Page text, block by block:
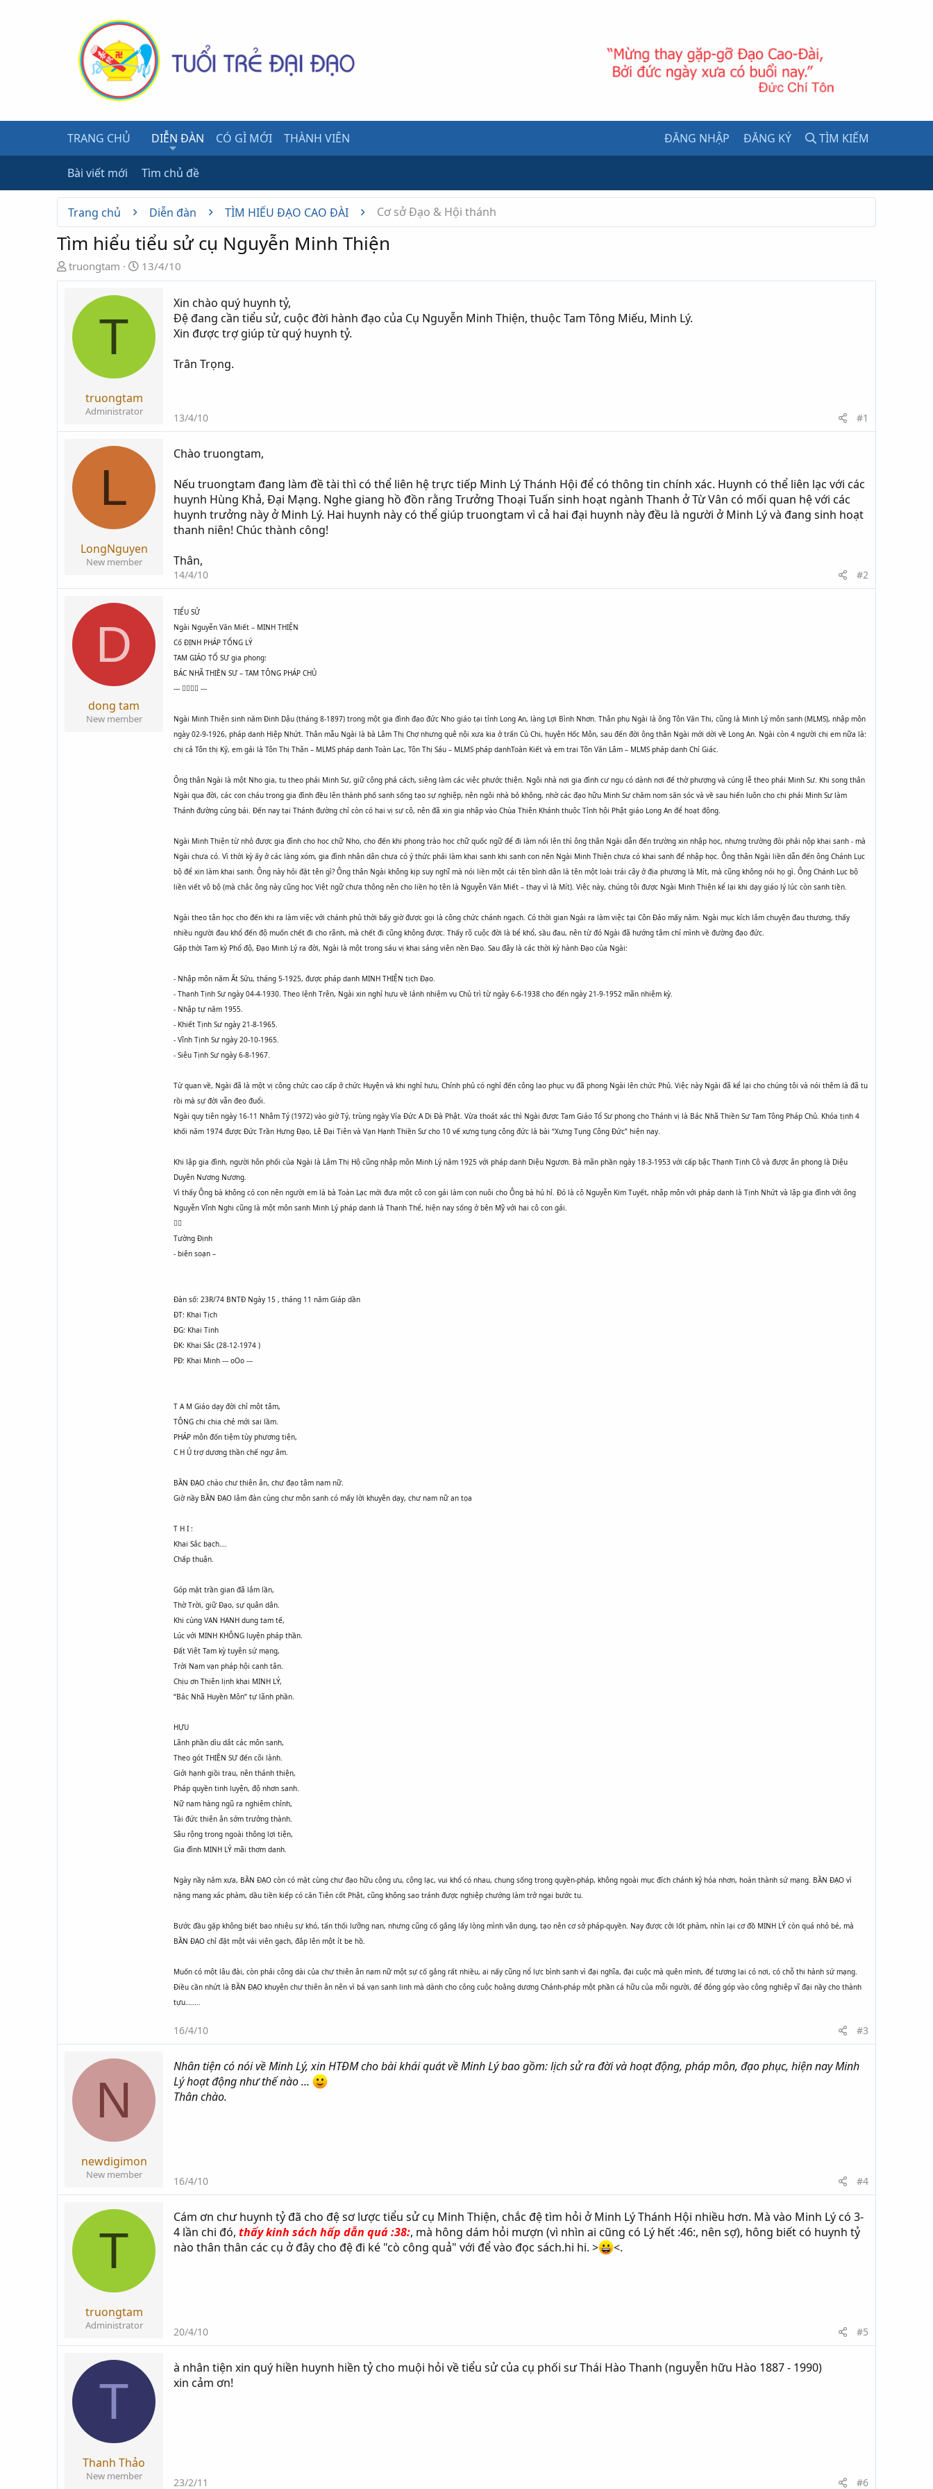
TRANG CHỦ DIỄN ĐÀN CÓ GÌ MỚI THÀNH VIÊN ĐĂNG NHẬP ĐĂNG KÝ TÌM KIẾM
Bài viết mới Tìm chủ đề
Trang chủ Diễn đàn TÌM HIỂU ĐẠO CAO ĐÀI Cơ sở Đạo & Hội thánh
Tìm hiểu tiểu sử cụ Nguyễn Minh Thiện
N
g
k
h
truongtam
N
g
y
13/4/10
T
truongtam
Administrator
Xin chào quý huynh tỷ,
Đệ đang cần tiểu sử, cuộc đời hành đạo của Cụ Nguyễn Minh Thiện, thuộc Tam Tông Miếu, Minh Lý.
Xin được trợ giúp từ quý huynh tỷ.
Trân Trọng.
13/4/10 #1
L
LongNguyen
New member
Chào truongtam,
Nếu truongtam đang làm đề tài thì có thể liên hệ trực tiếp Minh Lý Thánh Hội để có thông tin chính xác. Huynh có thể liên lạc với các
huynh Hùng Khả, Đại Mạng. Nghe giang hồ đồn rằng Trưởng Thoại Tuấn sinh hoạt ngành Thanh ở Từ Vân có mối quan hệ với các
huynh trưởng này ở Minh Lý. Hai huynh này có thể giúp truongtam vì cả hai đại huynh này đều là người ở Minh Lý và đang sinh hoạt
thanh niên! Chúc thành công!
Thân,
14/4/10 #2
D
dong tam
New member
TIỂU SỬ
Ngài Nguyễn Văn Miết – MINH THIỆN
Cố ĐỊNH PHÁP TỔNG LÝ
TAM GIÁO TỔ SƯ gia phong:
BÁC NHÃ THIỀN SƯ – TAM TÔNG PHÁP CHỦ
---  ---
Ngài Minh Thiện sinh năm Đinh Dậu (tháng 8-1897) trong một gia đình đạo đức Nho giáo tại tỉnh Long An, làng Lợi Bình Nhơn. Thân phụ Ngài là ông Tôn Văn Thi, cũng là Minh Lý môn sanh (MLMS), nhập môn
ngày 02-9-1926, pháp danh Hiệp Nhứt. Thân mẫu Ngài là bà Lâm Thị Chợ nhưng quê nội xưa kia ở trấn Củ Chi, huyện Hốc Môn, sau đến đời ông thân Ngài mới dời về Long An. Ngài còn 4 người chị em nữa là:
chị cả Tôn thị Kỷ, em gái là Tôn Thị Thân – MLMS pháp danh Toàn Lạc, Tôn Thị Sáu – MLMS pháp danhToàn Kiết và em trai Tôn Văn Lâm – MLMS pháp danh Chí Giác.
Ông thân Ngài là một Nho gia, tu theo phái Minh Sư, giữ công phá cách, siêng làm các việc phước thiện. Ngôi nhà nơi gia đình cư ngụ có dành nơi để thờ phượng và cúng lễ theo phái Minh Sư. Khi song thân
Ngài qua đời, các con cháu trong gia đình đều lên thành phố sanh sống tạo sự nghiệp, nên ngôi nhà bỏ không, nhờ các đạo hữu Minh Sư chăm nom săn sóc và về sau hiến luôn cho chi phái Minh Sư làm
Thánh đường cúng bái. Đến nay tại Thánh đường chỉ còn có hai vị sư cô, nên đã xin gia nhập vào Chùa Thiên Khánh thuộc Tỉnh hội Phật giáo Long An để hoạt động.
Ngài Minh Thiện từ nhỏ được gia đình cho học chữ Nho, cho đến khi phong trào học chữ quốc ngữ để đi làm nổi lên thì ông thân Ngài dẫn đến trường xin nhập học, nhưng trường đòi phải nộp khai sanh - mà
Ngài chưa có. Vì thời kỳ ấy ở các làng xóm, gia đình nhân dân chưa có ý thức phải làm khai sanh khi sanh con nên Ngài Minh Thiện chưa có khai sanh để nhập học. Ông thân Ngài liền dẫn đến ông Chánh Lục
bộ để xin làm khai sanh. Ông này hỏi đặt tên gì? Ông thân Ngài không kịp suy nghĩ mà nói liền một cái tên bình dân là tên một loài trái cây ở địa phương là Mít, mà cũng không nói họ gì. Ông Chánh Lục bộ
liền viết vô bộ (mà chắc ông này cũng học Việt ngữ chưa thông nên cho liền họ tên là Nguyễn Văn Miết – thay vì là Mít). Việc này, chúng tôi được Ngài Minh Thiện kể lại khi dạy giáo lý lúc còn sanh tiền.
Ngài theo tân học cho đến khi ra làm việc với chánh phủ thời bấy giờ được gọi là công chức chánh ngạch. Có thời gian Ngài ra làm việc tại Côn Đảo mấy năm. Ngài mục kích lắm chuyện đau thương, thấy
nhiều người đau khổ đến độ muốn chết đi cho rãnh, mà chết đi cũng không được. Thấy rõ cuộc đời là bể khổ, sầu đau, nên từ đó Ngài đã hướng tâm chí mình về đường đạo đức.
Gặp thời Tam kỳ Phổ độ, Đạo Minh Lý ra đời, Ngài là một trong sáu vị khai sáng viên nền Đạo. Sau đây là các thời kỳ hành Đạo của Ngài:
- Nhập môn năm Ất Sửu, tháng 5-1925, được pháp danh MINH THIỆN tịch Đạo.
- Thanh Tịnh Sư ngày 04-4-1930. Theo lệnh Trên, Ngài xin nghỉ hưu về lảnh nhiệm vụ Chủ trì từ ngày 6-6-1938 cho đến ngày 21-9-1952 mãn nhiệm kỳ.
- Nhập tự năm 1955.
- Khiết Tịnh Sư ngày 21-8-1965.
- Vĩnh Tịnh Sư ngày 20-10-1965.
- Siêu Tịnh Sư ngày 6-8-1967.
Từ quan về, Ngài đã là một vị công chức cao cấp ở chức Huyện và khi nghỉ hưu, Chính phủ có nghỉ đến công lao phục vụ đã phong Ngài lên chức Phủ. Việc này Ngài đã kể lại cho chúng tôi và nói thêm là đã tu
rồi mà sự đời vẫn đeo đuổi.
Ngài quy tiên ngày 16-11 Nhâm Tý (1972) vào giờ Tý, trùng ngày Vía Đức A Di Đà Phật. Vừa thoát xác thì Ngài được Tam Giáo Tổ Sư phong cho Thánh vị là Bác Nhã Thiền Sư Tam Tông Pháp Chủ. Khóa tịnh 4
khối năm 1974 được Đức Trần Hưng Đạo, Lê Đại Tiên và Vạn Hạnh Thiền Sư cho 10 vế xưng tụng công đức là bài “Xưng Tụng Công Đức” hiện nay.
Khi lập gia đình, người hôn phối của Ngài là Lâm Thị Hộ cũng nhập môn Minh Lý năm 1925 với pháp danh Diệu Ngươn. Bà mãn phần ngày 18-3-1953 với cấp bậc Thanh Tịnh Cô và được ân phong là Diệu
Duyên Nương Nương.
Vì thấy Ông bà không có con nên người em là bà Toàn Lạc mới đưa một cô con gái làm con nuôi cho Ông bà hủ hỉ. Đó là cô Nguyễn Kim Tuyết, nhập môn với pháp danh là Tịnh Nhứt và lập gia đình với ông
Nguyễn Vĩnh Nghi cũng là một môn sanh Minh Lý pháp danh là Thanh Thể, hiện nay sống ở bên Mỹ với hai cô con gái.

Tường Định
- biên soạn –
Đàn số: 23R/74 BNTĐ Ngày 15 , tháng 11 năm Giáp dần
ĐT: Khai Tịch
ĐG: Khai Tinh
ĐK: Khai Sắc (28-12-1974 )
PĐ: Khai Minh --- oOo ---
T A M Giáo dạy đời chỉ một tâm,
TÔNG chi chia chẻ mới sai lầm.
PHÁP môn đốn tiệm tùy phương tiện,
C H Ủ trợ dương thần chế ngự âm.
BẦN ĐẠO chào chư thiên ân, chư đạo tâm nam nữ.
Giờ nầy BẦN ĐẠO lâm đàn cùng chư môn sanh có mấy lời khuyên dạy, chư nam nữ an tọa
T H I :
Khai Sắc bạch….
Chấp thuận.
Góp mặt trần gian đã lắm lần,
Thờ Trời, giữ Đạo, sự quân dân.
Khi cùng VẠN HẠNH dung tam tế,
Lúc với MINH KHÔNG luyện pháp thần.
Đất Việt Tam kỳ tuyên sứ mạng,
Trời Nam vạn pháp hội canh tân.
Chịu ơn Thiên lịnh khai MINH LÝ,
“Bác Nhã Huyền Môn” tự lãnh phần.
HỰU
Lãnh phần dìu dắt các môn sanh,
Theo gót THIỀN SƯ đến cõi lành.
Giới hạnh giồi trau, nên thánh thiện,
Pháp quyền tinh luyện, độ nhơn sanh.
Nữ nam hàng ngũ ra nghiêm chỉnh,
Tài đức thiên ân sớm trưởng thành.
Sâu rộng trong ngoài thông lợi tiện,
Gia đình MINH LÝ mãi thơm danh.
Ngày nầy năm xưa, BẦN ĐẠO còn có mặt cùng chư đạo hữu cộng ưu, cộng lạc, vui khổ có nhau, chung sống trong quyền-pháp, không ngoài mục đích chánh kỷ hóa nhơn, hoàn thành sứ mạng. BẦN ĐẠO vì
nặng mang xác phàm, dầu tiền kiếp có căn Tiên cốt Phật, cũng không sao tránh được nghiệp chướng làm trở ngại bước tu.
Bước đầu gặp không biết bao nhiêu sự khó, tấn thối lưỡng nan, nhưng cũng cố gắng lấy lòng mình vận dụng, tạo nên cơ sở pháp-quyền. Nay được cởi lốt phàm, nhìn lại cơ đồ MINH LÝ còn quá nhỏ bé, mà
BẦN ĐẠO chỉ đặt một vài viên gạch, đắp lên một ít be hồ.
Muốn có một lâu đài, còn phải công dài của chư thiên ân nam nữ một sự cố gắng rất nhiều, ai nấy cũng nổ lực bình sanh vì đại nghĩa, đại cuộc mà quên mình, để tương lai có nơi, có chỗ thi hành sứ mạng.
Điều cần nhứt là BẦN ĐẠO khuyên chư thiên ân nên vì bá vạn sanh linh mà dành cho công cuộc hoằng dương Chánh-pháp một phần cá hữu của mỗi người, để đóng góp vào công nghiệp vĩ đại nầy cho thành
tựu……..
16/4/10 #3
N
newdigimon
New member
Nhân tiện có nói về Minh Lý, xin HTĐM cho bài khái quát về Minh Lý bao gồm: lịch sử ra đời và hoạt động, pháp môn, đạo phục, hiện nay Minh
Lý hoạt động như thế nào ...
Thân chào.
16/4/10 #4
T
truongtam
Administrator
Cám ơn chư huynh tỷ đã cho đệ sơ lược tiểu sử cụ Minh Thiện, chắc đệ tìm hỏi ở Minh Lý Thánh Hội nhiều hơn. Mà vào Minh Lý có 3-
4 lần chi đó, thấy kinh sách hấp dẫn quá :38:, mà hông dám hỏi mượn (vì nhìn ai cũng có Lý hết :46:, nên sợ), hông biết có huynh tỷ
nào thân thân các cụ ở đây cho đệ đi ké "cò công quả" với để vào đọc sách.hi hi. >
<.
20/4/10 #5
T
Thanh Thảo
New member
à nhân tiện xin quý hiền huynh hiền tỷ cho muội hỏi về tiểu sử của cụ phối sư Thái Hào Thanh (nguyễn hữu Hào 1887 - 1990)
xin cảm ơn!
23/2/11 #6